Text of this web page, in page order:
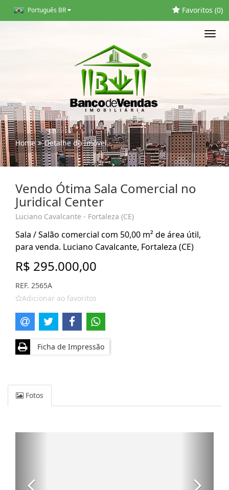
Português BR Favoritos (0)
Home Detalhe do Imóvel
Vendo Ótima Sala Comercial no
Juridical Center
Luciano Cavalcante - Fortaleza (CE)
Sala / Salão comercial com 50,00 m² de área útil,
para venda. Luciano Cavalcante, Fortaleza (CE)
R$ 295.000,00
REF. 2565A
Adicionar ao favoritos
Ficha de Impressão
Fotos